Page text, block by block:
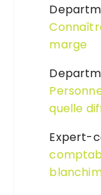
marge
quelle
Expert-